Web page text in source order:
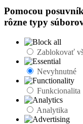
Pomocou
rôzne typy
Zablokovať
Nevyhnutné
Funkcionalita
Analytika